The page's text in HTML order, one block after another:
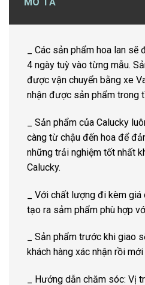
_ Các sản phẩm hoa lan
4 ngày tuỳ vào từng mẫu.
được vận chuyển bằng xe
nhận được sản phẩm trong
_ Sản phẩm của Calucky
càng từ chậu đến hoa để
những trải nghiệm tốt nhất
Calucky.
_ Với chất lượng đi kèm
tạo ra sảm phẩm phù hợp
_ Sản phẩm trước khi giao
khách hàng xác nhận rồi
_ Hướng dẫn chăm sóc: Vị